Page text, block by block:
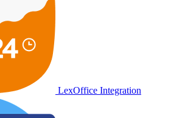
LexOffice Integration